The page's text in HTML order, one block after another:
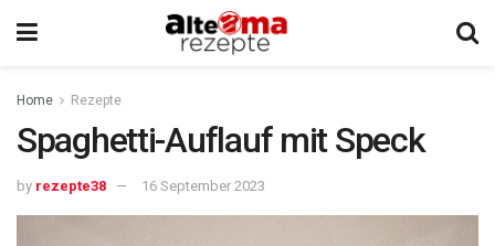
Home Rezepte
Spaghetti-Auflauf mit Speck
by rezepte38 16 September 2023